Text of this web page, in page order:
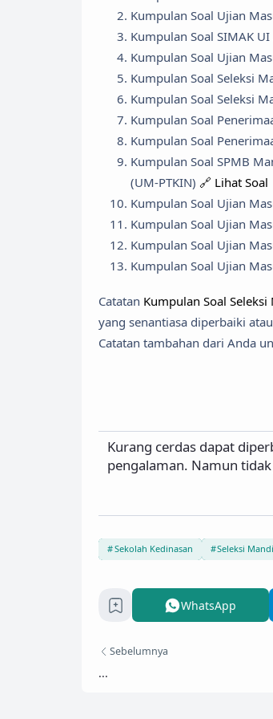
Kumpulan Soal Ujian
Kumpulan Soal SIMAK UI
Kumpulan Soal Ujian
Kumpulan Soal Seleksi
Kumpulan Soal Seleksi
Kumpulan Soal
Kumpulan Soal
Kumpulan Soal SPMB
(UM-PTKIN) 🔗 Lihat Soal
Kumpulan Soal Ujian
Kumpulan Soal Ujian
Kumpulan Soal Ujian
Kumpulan Soal Ujian
Catatan Kumpulan Soal
yang senantiasa diperbaiki
Catatan tambahan dari Anda
Kurang cerdas dapat
pengalaman. Namun
Sekolah Kedinasan Seleksi
WhatsApp
Sebelumnya
...